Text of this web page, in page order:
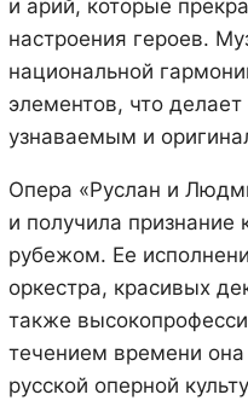
и арий, которые
настроения героев.
национальной
элементов, что делает
узнаваемым и
Опера «Руслан и
и получила признание
рубежом. Ее
оркестра, красивых
также
течением времени
русской оперной